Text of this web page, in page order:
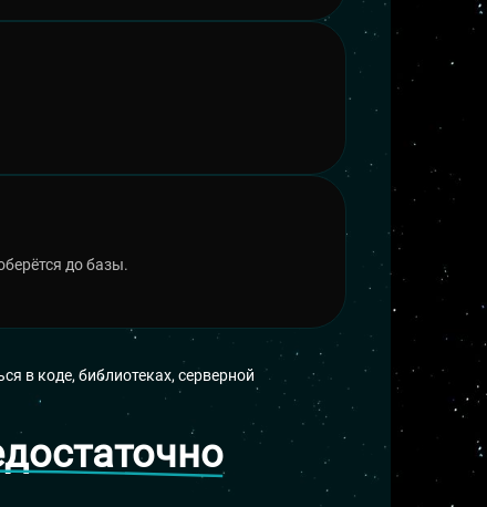
до базы.
в коде, библиотеках, серверной